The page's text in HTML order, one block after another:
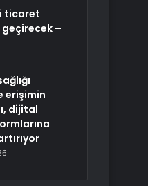
ticaret
–
erişimin
dijital